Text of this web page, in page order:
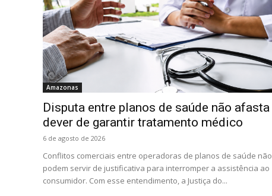
Amazonas
Disputa entre planos de saúde não afasta
dever de garantir tratamento médico
6 de agosto de 2026
Conflitos comerciais entre operadoras de planos de saúde não
podem servir de justificativa para interromper a assistência ao
consumidor. Com esse entendimento, a Justiça do...